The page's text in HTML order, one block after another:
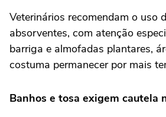
Veterinários recomendam o uso
absorventes, com atenção
barriga e almofadas plantares,
costuma permanecer por mais
Banhos e tosa exigem cautela